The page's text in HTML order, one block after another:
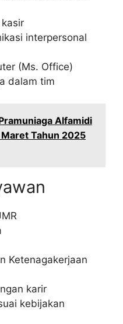
interpersonal
(Ms. Office)
dalam tim
Alfamidi
Tahun 2025
Ketenagakerjaan
karir
kebijakan